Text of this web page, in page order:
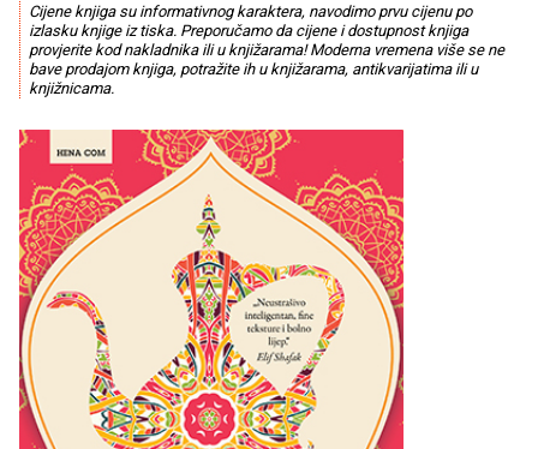
Cijene knjiga su informativnog karaktera, navodimo prvu cijenu po
izlasku knjige iz tiska. Preporučamo da cijene i dostupnost knjiga
provjerite kod nakladnika ili u knjižarama! Moderna vremena više se ne
bave prodajom knjiga, potražite ih u knjižarama, antikvarijatima ili u
knjižnicama.